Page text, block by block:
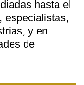
hasta el
especialistas,
y en
de